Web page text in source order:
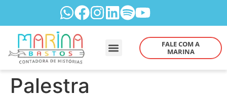
FALE COM A
MARINA
Palestra